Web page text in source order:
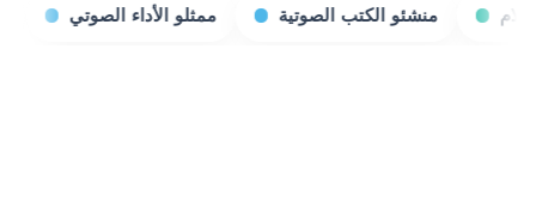
بثّاثو الألعاب ممثلو الأداء الصوتي منشئو الكتب الصوتية